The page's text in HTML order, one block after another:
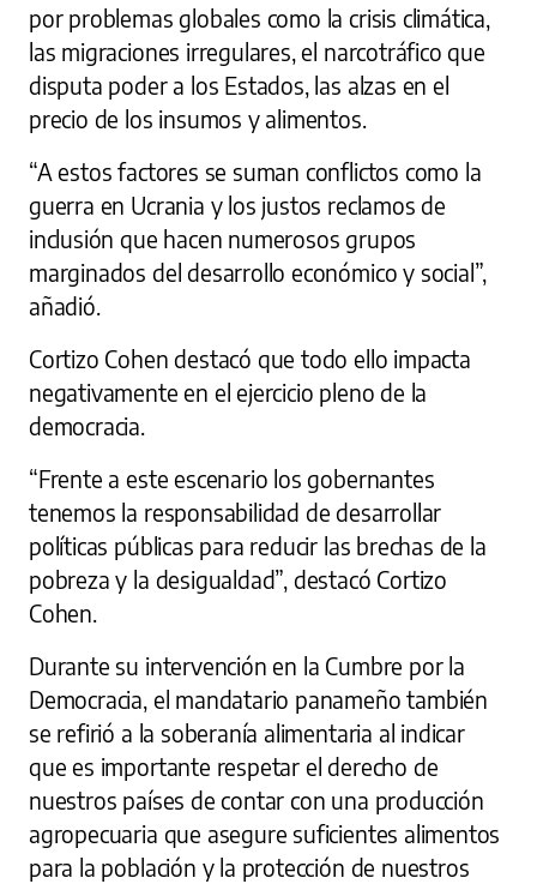
por problemas globales como la crisis climática,
las migraciones irregulares, el narcotráfico que
disputa poder a los Estados, las alzas en el
precio de los insumos y alimentos.
“A estos factores se suman conflictos como la
guerra en Ucrania y los justos reclamos de
inclusión que hacen numerosos grupos
marginados del desarrollo económico y social”,
añadió.
Cortizo Cohen destacó que todo ello impacta
negativamente en el ejercicio pleno de la
democracia.
“Frente a este escenario los gobernantes
tenemos la responsabilidad de desarrollar
políticas públicas para reducir las brechas de la
pobreza y la desigualdad”, destacó Cortizo
Cohen.
Durante su intervención en la Cumbre por la
Democracia, el mandatario panameño también
se refirió a la soberanía alimentaria al indicar
que es importante respetar el derecho de
nuestros países de contar con una producción
agropecuaria que asegure suficientes alimentos
para la población y la protección de nuestros